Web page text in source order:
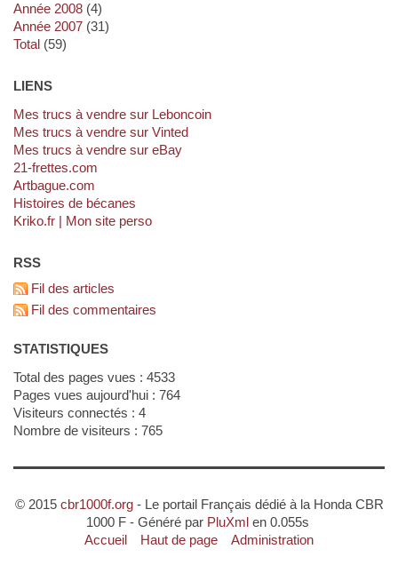
année 2008(4)
année 2007(31)
total (59)
LIENS
Mes trucs à vendre sur Leboncoin
Mes trucs à vendre sur Vinted
Mes trucs à vendre sur eBay
21-frettes.com
artbague.com
Histoires de bécanes
kriko.fr | Mon site perso
RSS
Fil des articles
Fil des commentaires
STATISTIQUES
Total des pages vues : 4533
Pages vues aujourd'hui : 764
Visiteurs connectés : 4
Nombre de visiteurs : 765
© 2015 cbr1000f.org- Le portail Français dédié à la Honda CBR
1000 F - Généré par PluXmlen 0.055s
Accueil
Haut de page Administration